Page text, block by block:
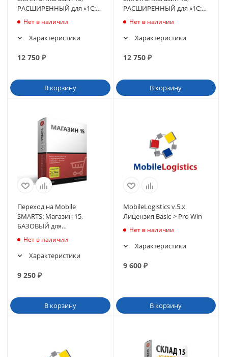
РАСШИРЕННЫЙ для «1С:
Розница 2.3»
Нет в наличии
Характеристики
12 750 ₽
В корзину
РАСШИРЕННЫЙ для «1С:
Розница 2.2» (UP2-RTL15B-
Нет в наличии
Характеристики
12 750₽
В корзину
Переход на Mobile
SMARTS: Магазин 15,
БАЗОВЫЙ для
конфигурации на базе
Нет в наличии
Характеристики
9 250 ₽
В корзину
MobileLogistics v.5.x
Лицензия Basic-> Pro Win
Нет в наличии
Характеристики
9 600₽
В корзину